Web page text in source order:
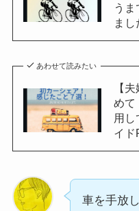
う
ま
あわせて読みたい
【
めて
用し
イ
車を手放